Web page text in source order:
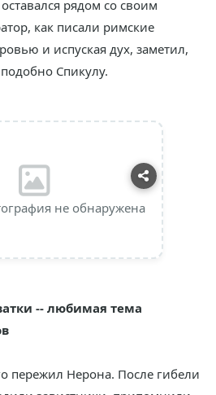
рядом со своим
как писали римские
и испуская дух, заметил,
Спикулу.
не обнаружена
-- любимая тема
пережил Нерона. После гибели